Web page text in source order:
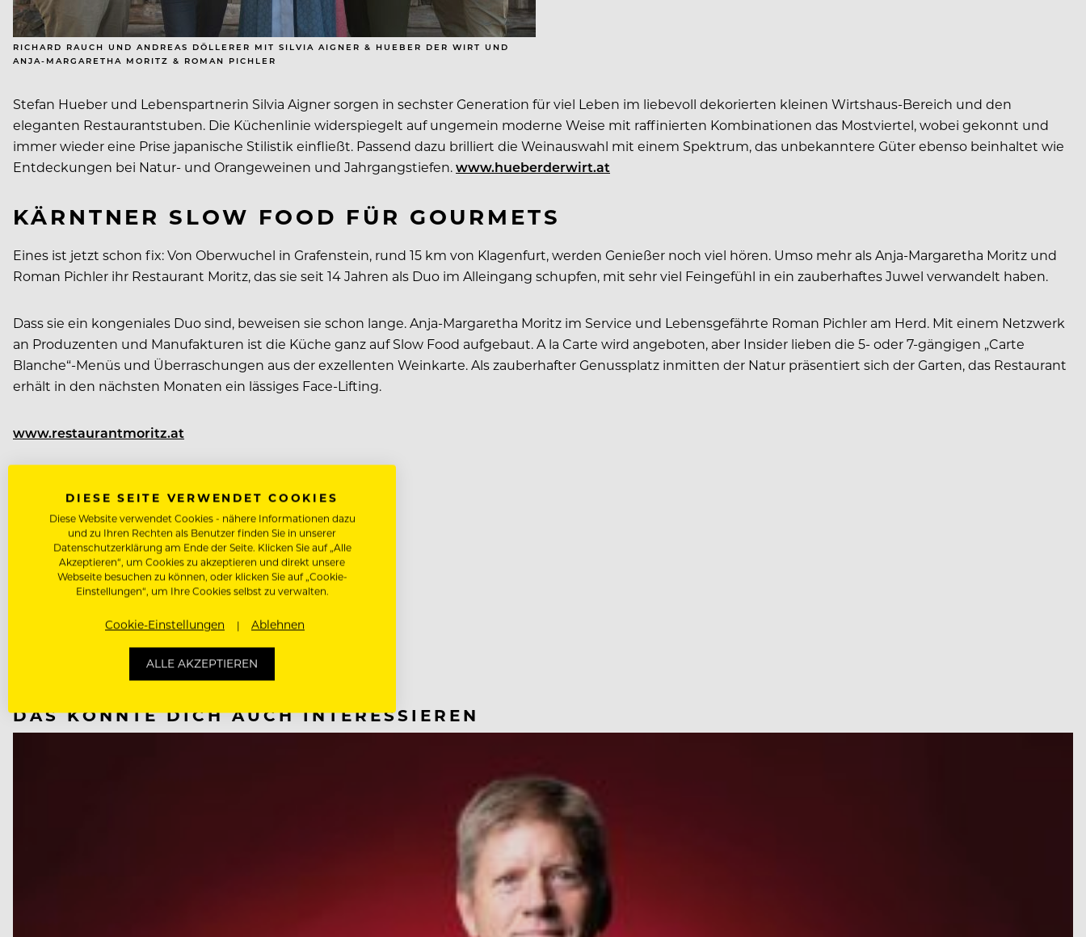
RICHARD RAUCH UND ANDREAS DÖLLERER MIT SILVIA AIGNER & HUEBER DER WIRT UND
ANJA-MARGARETHA MORITZ & ROMAN PICHLER
Stefan Hueber und Lebenspartnerin Silvia Aigner sorgen in sechster Generation für viel Leben im liebevoll dekorierten kleinen Wirtshaus-Bereich und den
eleganten Restaurantstuben. Die Küchenlinie widerspiegelt auf ungemein moderne Weise mit raffinierten Kombinationen das Mostviertel, wobei gekonnt und
immer wieder eine Prise japanische Stilistik einfließt. Passend dazu brilliert die Weinauswahl mit einem Spektrum, das unbekanntere Güter ebenso beinhaltet wie
Entdeckungen bei Natur- und Orangeweinen und Jahrgangstiefen.www.hueberderwirt.at
KÄRNTNER SLOW FOOD FÜR GOURMETS
Eines ist jetzt schon fix: Von Oberwuchel in Grafenstein, rund 15 km von Klagenfurt, werden Genießer noch viel hören. Umso mehr als Anja-Margaretha Moritz und
Roman Pichler ihr Restaurant Moritz, das sie seit 14 Jahren als Duo im Alleingang schupfen, mit sehr viel Feingefühl in ein zauberhaftes Juwel verwandelt haben.
Dass sie ein kongeniales Duo sind, beweisen sie schon lange. Anja-Margaretha Moritz im Service und Lebensgefährte Roman Pichler am Herd. Mit einem Netzwerk
an Produzenten und Manufakturen ist die Küche ganz auf Slow Food aufgebaut. A la Carte wird angeboten, aber Insider lieben die 5- oder 7-gängigen „Carte
Blanche“-Menüs und Überraschungen aus der exzellenten Weinkarte. Als zauberhafter Genussplatz inmitten der Natur präsentiert sich der Garten, das Restaurant
erhält in den nächsten Monaten ein lässiges Face-Lifting.
www.restaurantmoritz.at
JEUNES RESTAURATEURS
NÄCHSTER ARTIKEL
VORHERIGER ARTIKEL
DAS KÖNNTE DICH AUCH INTERESSIEREN
DIESE SEITE VERWENDET COOKIES
Diese Website verwendet Cookies - nähere Informationen dazu
und zu Ihren Rechten als Benutzer finden Sie in unserer
Datenschutzerklärung am Ende der Seite. Klicken Sie auf „Alle
Akzeptieren“, um Cookies zu akzeptieren und direkt unsere
Webseite besuchen zu können, oder klicken Sie auf „Cookie-
Einstellungen“, um Ihre Cookies selbst zu verwalten.
Cookie-Einstellungen Ablehnen
ALLE AKZEPTIEREN